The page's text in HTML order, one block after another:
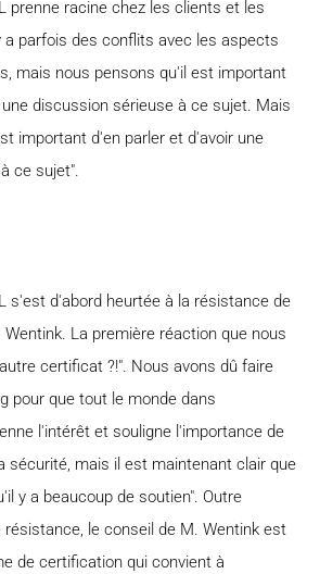
prenne racine chez les clients et les
parfois des conflits avec les aspects
mais nous pensons qu'il est important
discussion sérieuse à ce sujet. Mais
important d'en parler et d'avoir une
ce sujet".
s'est d'abord heurtée à la résistance de
La première réaction que nous
certificat ?!". Nous avons dû faire
pour que tout le monde dans
l'intérêt et souligne l'importance de
sécurité, mais il est maintenant clair que
y a beaucoup de soutien". Outre
résistance, le conseil de M. Wentink est
de certification qui convient à